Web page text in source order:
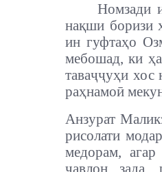
Номзади
нақши боризи
ин гуфтаҳо
мебошад, ки
таваҷҷуҳи хос
раҳнамоӣ
Анзурат
рисолати
медорам,